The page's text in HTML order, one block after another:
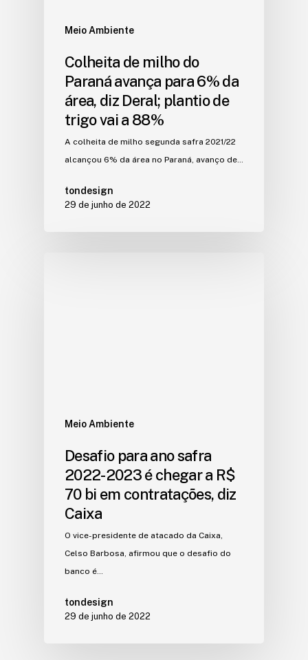
Meio Ambiente
Colheita de milho do
Paraná avança para 6% da
área, diz Deral; plantio de
trigo vai a 88%
A colheita de milho segunda safra 2021/22
alcançou 6% da área no Paraná, avanço de…
tondesign
29 de junho de 2022
Meio Ambiente
Desafio para ano safra
2022-2023 é chegar a R$
70 bi em contratações, diz
Caixa
O vice-presidente de atacado da Caixa,
Celso Barbosa, afirmou que o desafio do
banco é…
tondesign
29 de junho de 2022